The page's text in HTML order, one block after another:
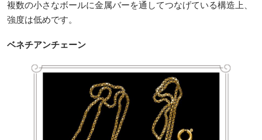
複数の小さなボールに金属バーを通してつなげている構造上、
強度は低めです。
ベネチアンチェーン